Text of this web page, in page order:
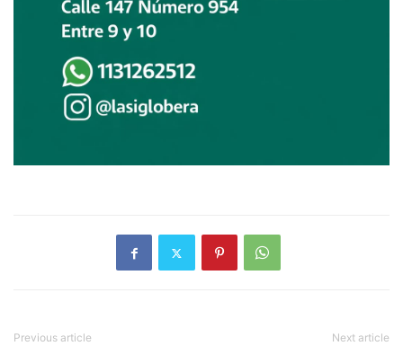
Previous article Next article